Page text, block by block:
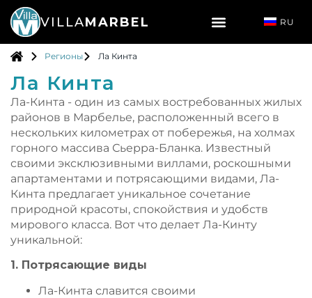
VILLAMARBEL RU
Pегионы Ла Кинта
Ла Кинта
Ла-Кинта - один из самых востребованных жилых
районов в Марбелье, расположенный всего в
нескольких километрах от побережья, на холмах
горного массива Сьерра-Бланка. Известный
своими эксклюзивными виллами, роскошными
апартаментами и потрясающими видами, Ла-
Кинта предлагает уникальное сочетание
природной красоты, спокойствия и удобств
мирового класса. Вот что делает Ла-Кинту
уникальной:
1. Потрясающие виды
Ла-Кинта славится своими